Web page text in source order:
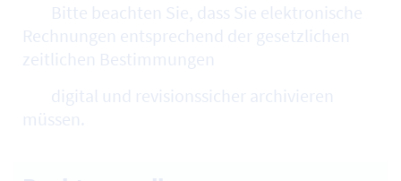
Bitte beachten Sie, dass Sie elektronische
Rechnungen entsprechend der gesetzlichen
zeitlichen Bestimmungen
digital und revisionssicher archivieren
müssen.